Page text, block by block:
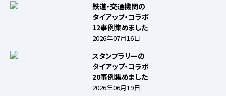
鉄道・交通機関の
タイアップ・コラボ
12事例集めました
2026年07月16日
スタンプラリーの
タイアップ・コラボ
20事例集めました
2026年06月19日